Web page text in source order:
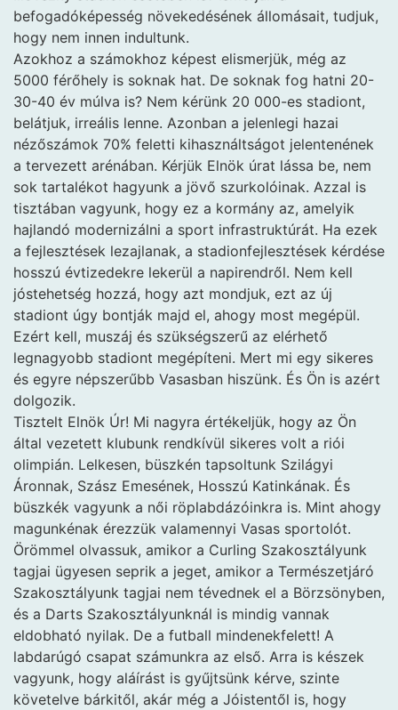
befogadóképesség növekedésének állomásait, tudjuk,
hogy nem innen indultunk.
Azokhoz a számokhoz képest elismerjük, még az
5000 férőhely is soknak hat. De soknak fog hatni 20-
30-40 év múlva is? Nem kérünk 20 000-es stadiont,
belátjuk, irreális lenne. Azonban a jelenlegi hazai
nézőszámok 70% feletti kihasználtságot jelentenének
a tervezett arénában. Kérjük Elnök úrat lássa be, nem
sok tartalékot hagyunk a jövő szurkolóinak. Azzal is
tisztában vagyunk, hogy ez a kormány az, amelyik
hajlandó modernizálni a sport infrastruktúrát. Ha ezek
a fejlesztések lezajlanak, a stadionfejlesztések kérdése
hosszú évtizedekre lekerül a napirendről. Nem kell
jóstehetség hozzá, hogy azt mondjuk, ezt az új
stadiont úgy bontják majd el, ahogy most megépül.
Ezért kell, muszáj és szükségszerű az elérhető
legnagyobb stadiont megépíteni. Mert mi egy sikeres
és egyre népszerűbb Vasasban hiszünk. És Ön is azért
dolgozik.
Tisztelt Elnök Úr! Mi nagyra értékeljük, hogy az Ön
által vezetett klubunk rendkívül sikeres volt a riói
olimpián. Lelkesen, büszkén tapsoltunk Szilágyi
Áronnak, Szász Emesének, Hosszú Katinkának. És
büszkék vagyunk a női röplabdázóinkra is. Mint ahogy
magunkénak érezzük valamennyi Vasas sportolót.
Örömmel olvassuk, amikor a Curling Szakosztályunk
tagjai ügyesen seprik a jeget, amikor a Természetjáró
Szakosztályunk tagjai nem tévednek el a Börzsönyben,
és a Darts Szakosztályunknál is mindig vannak
eldobható nyilak. De a futball mindenekfelett! A
labdarúgó csapat számunkra az első. Arra is készek
vagyunk, hogy aláírást is gyűjtsünk kérve, szinte
követelve bárkitől, akár még a Jóistentől is, hogy